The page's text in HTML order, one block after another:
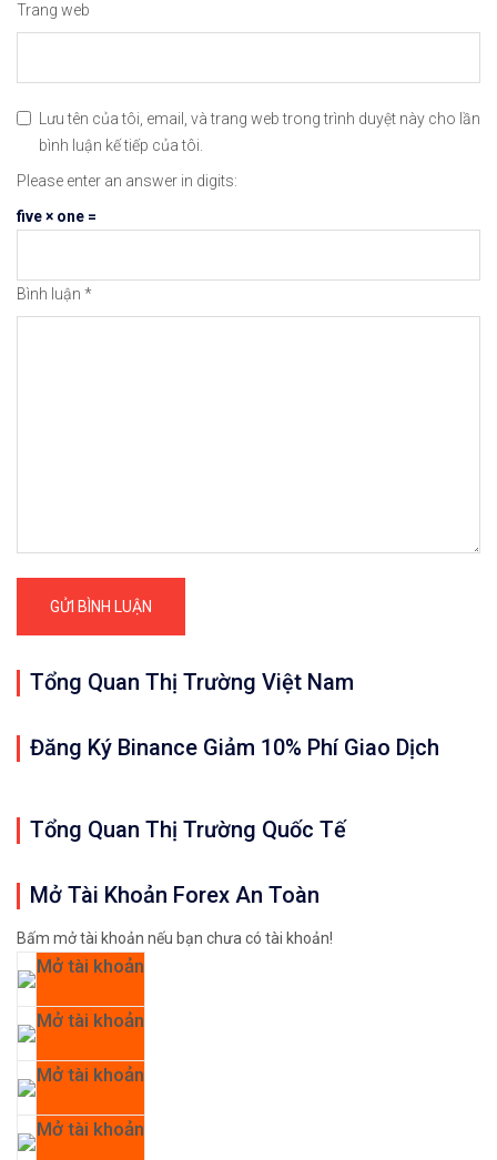
Trang web
Lưu tên của tôi, email, và trang web trong trình duyệt này cho lần
bình luận kế tiếp của tôi.
Please enter an answer in digits:
five × one =
Bình luận *
Tổng Quan Thị Trường Việt Nam
Đăng Ký Binance Giảm 10% Phí Giao Dịch
Tổng Quan Thị Trường Quốc Tế
Mở Tài Khoản Forex An Toàn
Bấm mở tài khoản nếu bạn chưa có tài khoản!
Mở tài khoản
Mở tài khoản
Mở tài khoản
Mở tài khoản